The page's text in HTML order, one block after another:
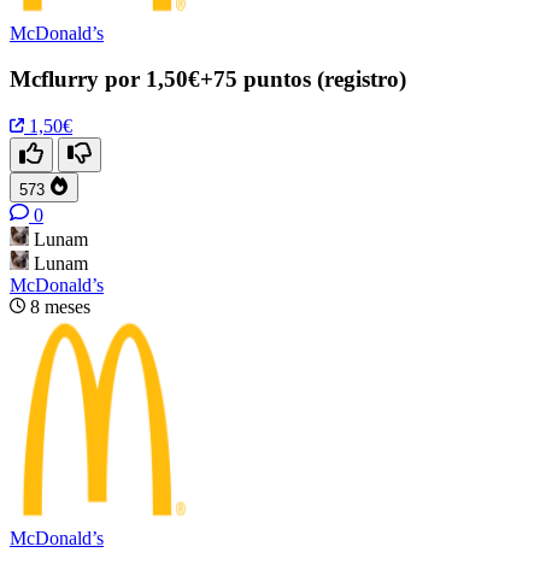
McDonald’s
Mcflurry por 1,50€+75 puntos (registro)
1,50€
573
0
Lunam
Lunam
McDonald’s
8 meses
McDonald’s